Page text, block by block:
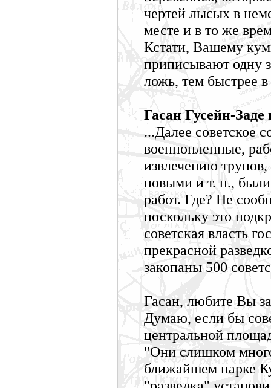
чертей лысых в
месте и в то же
Кстати, Вашему
приписывают одну
ложь, тем быстрее
Гасан Гусейн-Заде
...Далее советское
военнопленные,
извлечению
новыми и т. п.,
работ. Где? Не
поскольку это
советская власть
прекрасной
закопаны 500
Гасан, любите Вы
Думаю, если бы
центральной
"Они слишком
ближайшем парке